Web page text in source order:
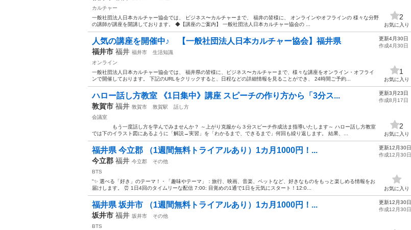
カルチャー
一般社団法人日本カルチャー協会では、 ビジネス〜カルチャーまで、 福井の皆様に、 オンラインやオフラインの 様々な分野
の講師が講座を開講しております。 ◆【講座のご案内】 一般社団法人日本カルチャー協会の ...
2
お気に入り
人気の講座を開催中♪ 【一般社団法人日本カルチャー協会】福井県
福井市 福井 福井市
生活知識
オンライン
一般社団法人日本カルチャー協会では、 福井県の皆様に、ビジネス〜カルチャーまで、様々な講座をオンライン・オフライ
ンで開催しております。 下記のURLをクリックすると、日程などの詳細情報を見ることができ、 24時間ご予約...
更新4月30日
作成4月30日
1
お気に入り
ハロー話し方教室 《1日集中》講座 スピーチの作り方から「3分ス...
敦賀市 福井 敦賀市 敦賀駅
話し方
会議室
もう一度話し方を学んでみませんか？ ～上がり克服から３分スピーチ作成法ま指導いたします～ ハロー話し方教室
では下のイラスト図にあるように「解説→実習」を「わかるまで、できるまで」何回も繰り返します。 結果、...
更新3月23日
作成8月17日
2
お気に入り
福井県 今立郡 （1週間無料トライアルあり）1カ月1000円！...
今立郡 福井 今立郡
その他
BTS
"✨ 選べる「好き」のテーマ！・「趣味やテーマ」：旅行、映画、音楽、ペットなど、好きなものをもっと楽しめる情報をお
届けします。 ⏰ 1日4回のタイムリーな配信 7:00: 目覚めの1通で1日を元気にスタート！12:0...
更新12月30日
作成12月30日
お気に入り
福井県 坂井市 （1週間無料トライアルあり）1カ月1000円！...
坂井市 福井 坂井市
その他
BTS
更新12月30日
作成12月30日